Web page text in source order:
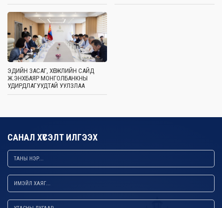
ЭДИЙН ЗАСАГ, ХӨГЖЛИЙН САЙД
Ж.ЭНХБАЯР МОНГОЛБАНКНЫ
УДИРДЛАГУУДТАЙ УУЛЗЛАА
САНАЛ ХҮСЭЛТ ИЛГЭЭХ